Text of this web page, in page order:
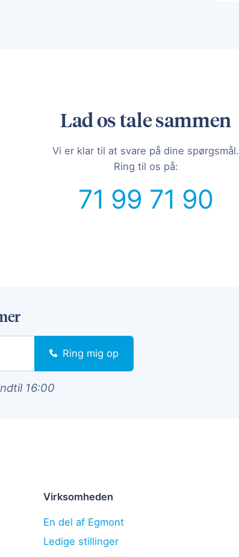
Lad os tale sammen
Vi er klar til at svare på dine spørgsmål.
Ring til os på:
71 99 71 90
Ring mig op
16:00
Virksomheden
En del af Egmont
Ledige stillinger